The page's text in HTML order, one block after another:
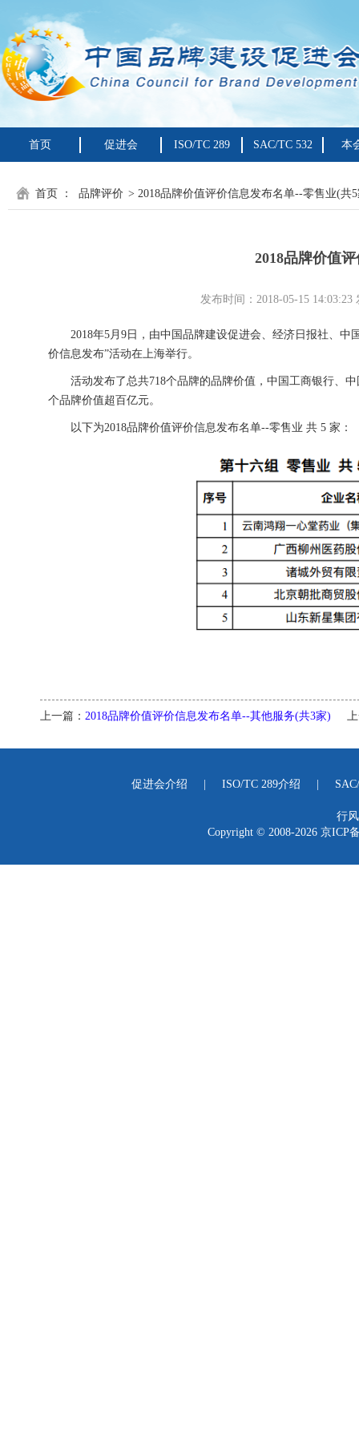
首页 促进会 ISO/TC 289 SAC/TC 532 本
首页 ： 品牌评价 > 2018品牌价值评价信息发布名单--零售业(共
2018品牌价值
发布时间：2018-05-15
2018年5月9日，由中国品牌建设促进会、经济日报社、中
价信息发布”活动在上海举行。
活动发布了总共718个品牌的品牌价值，中国工商银行、中
个品牌价值超百亿元。
以下为2018品牌价值评价信息发布名单--零售业 共 5 家：
上一篇： 2018品牌价值评价信息发布名单--其他服务(共3家)
促进会介绍 ISO/TC 289介绍
行
Copyright © 2008-2026 京ICP